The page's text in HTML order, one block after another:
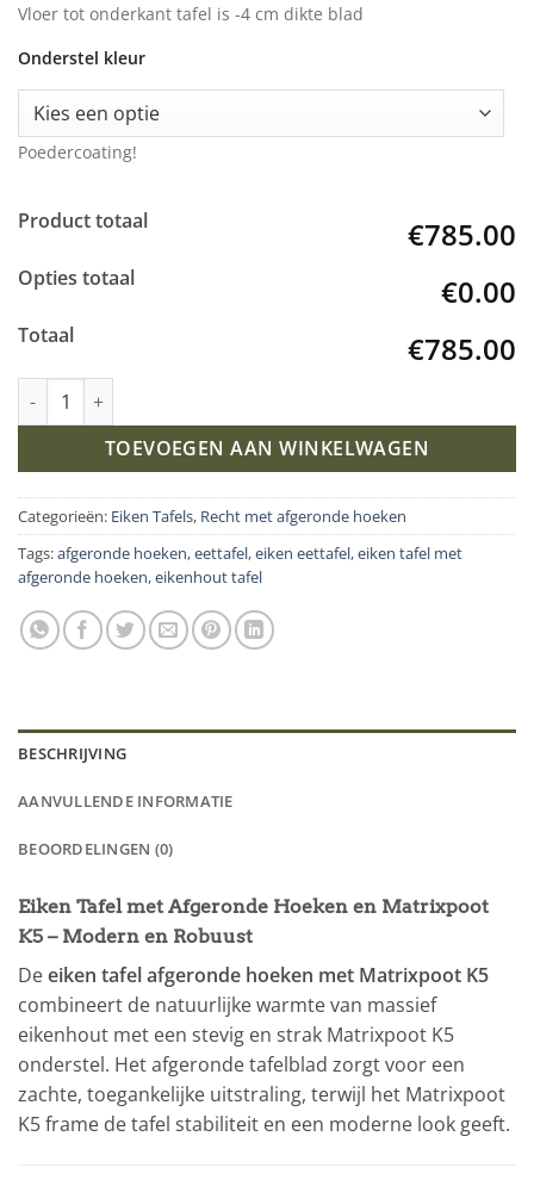
Vloer tot onderkant tafel is -4 cm dikte blad
Onderstel kleur
Poedercoating!
Product totaal €785.00
Opties totaal €0.00
Totaal €785.00
Eiken tafel afgeronde hoeken met Matrixpoot K5 aantal
TOEVOEGEN AAN WINKELWAGEN
Categorieën: Eiken Tafels, Recht met afgeronde hoeken
Tags:afgeronde hoeken,eettafel,eiken eettafel,eiken tafel met
afgeronde hoeken,eikenhout tafel
BESCHRIJVING
AANVULLENDE INFORMATIE
BEOORDELINGEN (0)
Eiken Tafel met Afgeronde Hoeken en Matrixpoot
K5 – Modern en Robuust
Deeiken tafel afgeronde hoeken met Matrixpoot K5
combineert de natuurlijke warmte van massief
eikenhout met een stevig en strak Matrixpoot K5
onderstel. Het afgeronde tafelblad zorgt voor een
zachte, toegankelijke uitstraling, terwijl het Matrixpoot
K5 frame de tafel stabiliteit en een moderne look geeft.